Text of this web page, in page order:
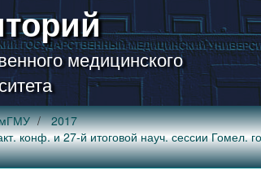
медицинского
2017
конф. и 27-й итоговой науч. сессии Гомел.